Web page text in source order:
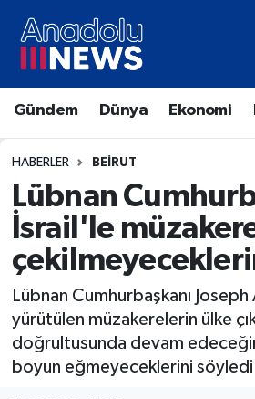
Gündem Dünya Ekonomi
HABERLER BEIRUT
Lübnan
İsrail'le
Lübnan Cumhurbaşkanı Joseph
yürütülen müzakerelerin ülke
doğrultusunda devam
boyun eğmeyeceklerini
Hava Durumu
Trafik Durumu
Süper Lig Puan Durumu ve
Tüm Manşetler
Son Dakika Haberleri
Haber Arşivi